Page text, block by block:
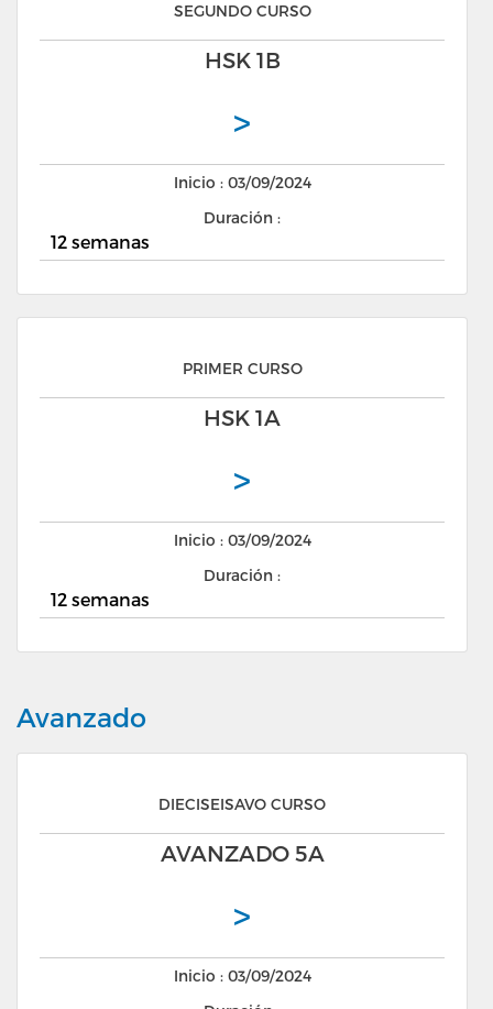
SEGUNDO CURSO
HSK 1B
>
Inicio : 03/09/2024
Duración :
12 semanas
PRIMER CURSO
HSK 1A
>
Inicio : 03/09/2024
Duración :
12 semanas
Avanzado
DIECISEISAVO CURSO
AVANZADO 5A
>
Inicio : 03/09/2024